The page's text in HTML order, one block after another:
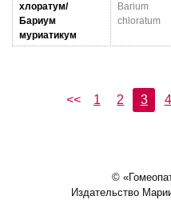
хлоратум/
Бариум
муриатикум
Barium
chloratum
<< 1 2 3 4
©
Издательство